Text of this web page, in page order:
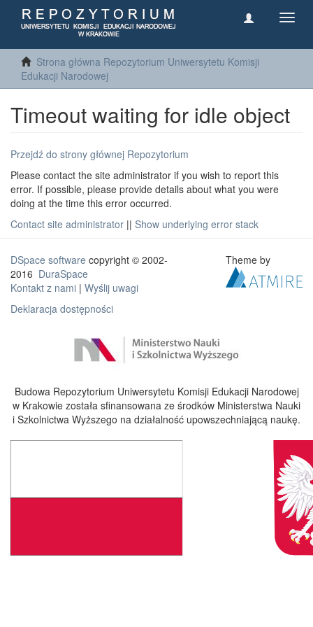
Strona główna Repozytorium Uniwersytetu Komisji
Edukacji Narodowej
Timeout waiting for idle object
Przejdź do strony głównej Repozytorium
Please contact the site administrator if you wish to report this
error. If possible, please provide details about what you were
doing at the time this error occurred.
Contact site administrator || Show underlying error stack
DSpace software copyright © 2002-
2016 DuraSpace
Kontakt z nami | Wyślij uwagi
Deklaracja dostępności
Theme by
Budowa Repozytorium Uniwersytetu Komisji Edukacji Narodowej
w Krakowie została sfinansowana ze środków Ministerstwa Nauki
i Szkolnictwa Wyższego na działalność upowszechniającą naukę.